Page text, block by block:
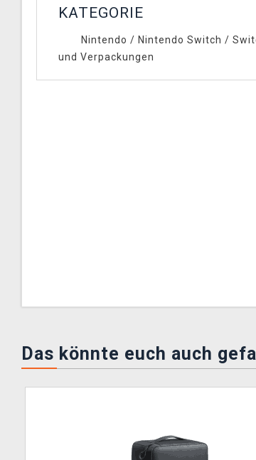
KATEGORIE
Nintendo / Nintendo Switch /
und Verpackungen
Das könnte euch auch